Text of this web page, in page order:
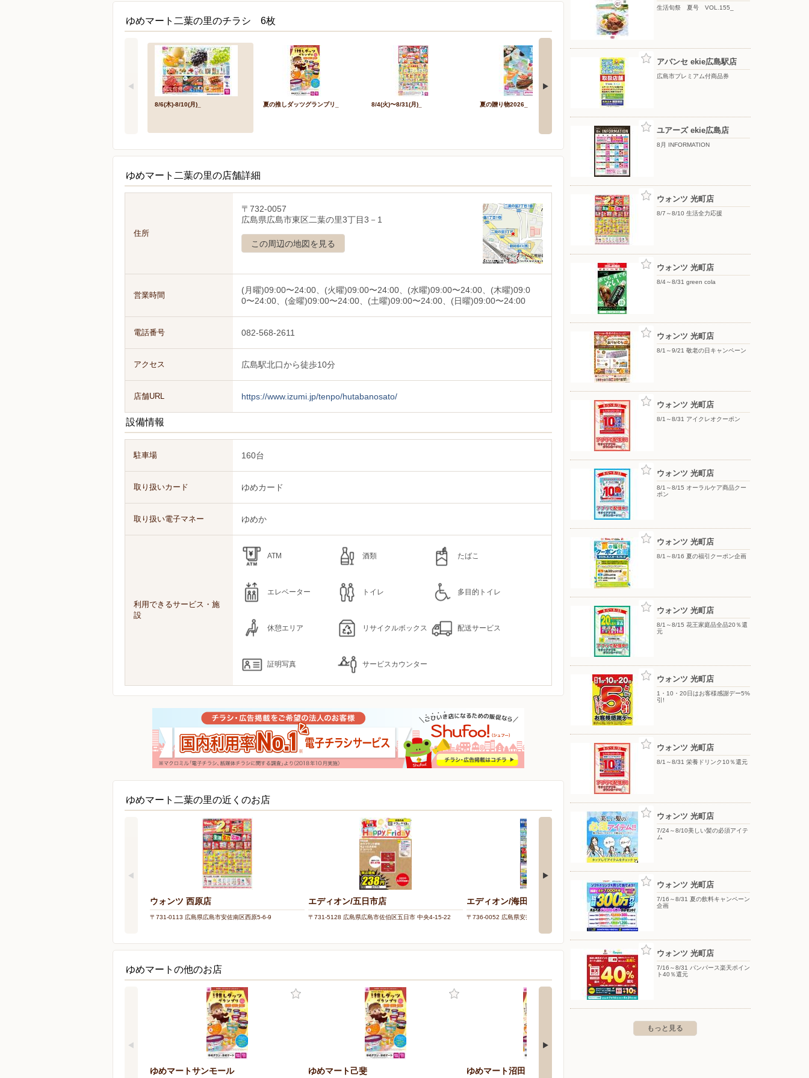
ゆめマート二葉の里のチラシ 6枚
8/6(木)-8/10(月)_ 夏の推しダッツグランプリ_ 8/4(火)〜8/31(月)_ 夏の贈り物2026_ 生活旬祭 夏号 VOL.155_
ゆめマート二葉の里の店舗詳細
住所
〒732-0057
広島県広島市東区二葉の里3丁目3－1
この周辺の地図を見る
営業時間
(月曜)09:00〜24:00、(火曜)09:00〜24:00、(水曜)09:00〜24:00、(木曜)09:0
0〜24:00、(金曜)09:00〜24:00、(土曜)09:00〜24:00、(日曜)09:00〜24:00
電話番号 082-568-2611
アクセス 広島駅北口から徒歩10分
店舗URL https://www.izumi.jp/tenpo/hutabanosato/
設備情報
駐車場 160台
取り扱いカード ゆめカード
取り扱い電子マネー ゆめか
利用できるサービス・施
設
ATM 酒類 たばこ
エレベーター トイレ 多目的トイレ
休憩エリア リサイクルボックス 配送サービス
証明写真 サービスカウンター
ゆめマート二葉の里の近くのお店
ウォンツ 西原店
〒731-0113 広島県広島市安佐南区西原5-6-9
エディオン/五日市店
〒731-5128 広島県広島市佐伯区五日市 中央4-15-22
エディオン/海田店
〒736-0052 広島県安芸郡海田町南つくも町13-18
洋服の青山/紙屋町
〒730-0031 広島県広島市中区紙屋町二丁目2番12号 信
和広島ビル内
ゆめマートの他のお店
ゆめマートサンモール ゆめマート己斐 ゆめマート沼田
生活旬祭 夏号 VOL.155_
アバンセ ekie広島駅店
広島市プレミアム付商品券
ユアーズ ekie広島店
8月 INFORMATION
ウォンツ 光町店
8/7～8/10 生活全力応援
ウォンツ 光町店
8/4～8/31 green cola
ウォンツ 光町店
8/1～9/21 敬老の日キャンペーン
ウォンツ 光町店
8/1～8/31 アイクレオクーポン
ウォンツ 光町店
8/1～8/15 オーラルケア商品クー
ポン
ウォンツ 光町店
8/1～8/16 夏の福引クーポン企画
ウォンツ 光町店
8/1～8/15 花王家庭品全品20％還
元
ウォンツ 光町店
1・10・20日はお客様感謝デー5%
引!
ウォンツ 光町店
8/1～8/31 栄養ドリンク10％還元
ウォンツ 光町店
7/24～8/10美しい髪の必須アイテ
ム
ウォンツ 光町店
7/16～8/31 夏の飲料キャンペーン
企画
ウォンツ 光町店
7/16～8/31 パンパース楽天ポイン
ト40％還元
もっと見る